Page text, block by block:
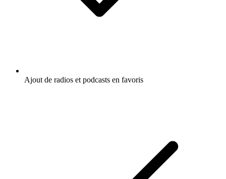
Ajout de radios et podcasts en favoris